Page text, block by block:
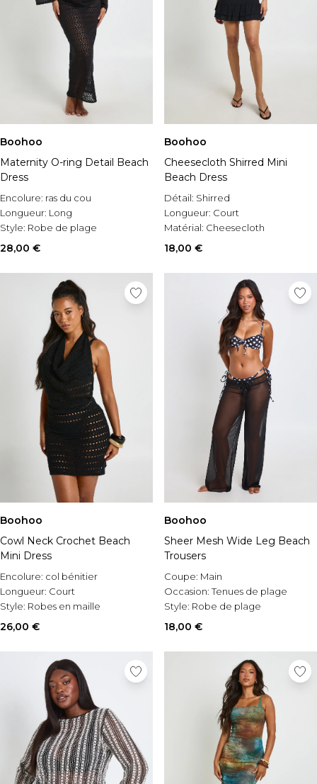
Boohoo
Maternity O-ring Detail Beach
Dress
Encolure: ras du cou
Longueur: Long
Style: Robe de plage
28,00 €
Boohoo
Cheesecloth Shirred Mini
Beach Dress
Détail: Shirred
Longueur: Court
Matérial: Cheesecloth
18,00 €
Boohoo
Cowl Neck Crochet Beach
Mini Dress
Encolure: col bénitier
Longueur: Court
Style: Robes en maille
26,00 €
Boohoo
Sheer Mesh Wide Leg Beach
Trousers
Coupe: Main
Occasion:Tenues de plage
Style: Robe de plage
18,00 €